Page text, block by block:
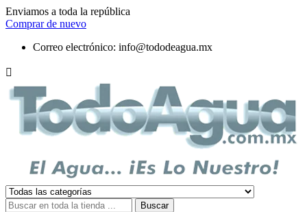
Enviamos a toda la república
Comprar de nuevo
Correo electrónico: info@tododeagua.mx

Buscar